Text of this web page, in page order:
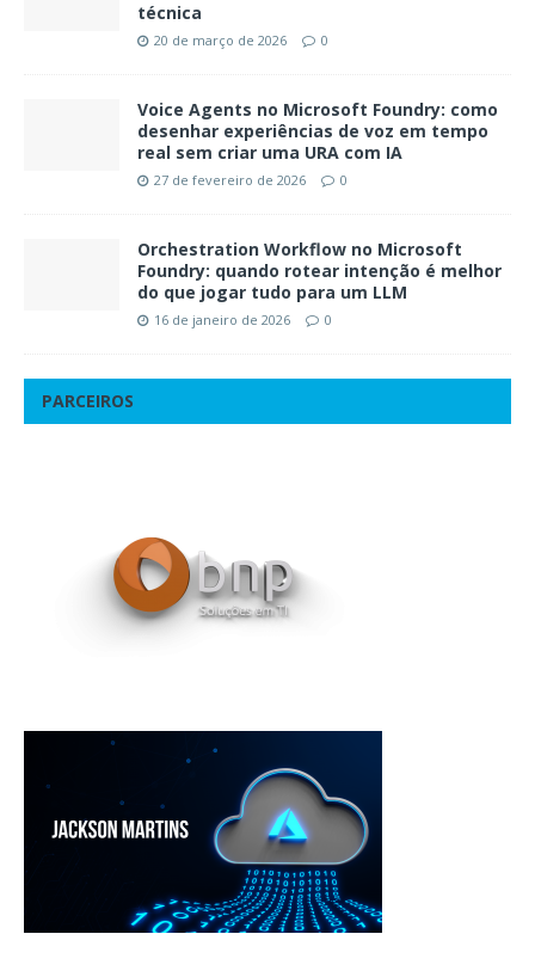
técnica
20 de março de 2026 0
Voice Agents no Microsoft Foundry: como
desenhar experiências de voz em tempo
real sem criar uma URA com IA
27 de fevereiro de 2026 0
Orchestration Workflow no Microsoft
Foundry: quando rotear intenção é melhor
do que jogar tudo para um LLM
16 de janeiro de 2026 0
PARCEIROS